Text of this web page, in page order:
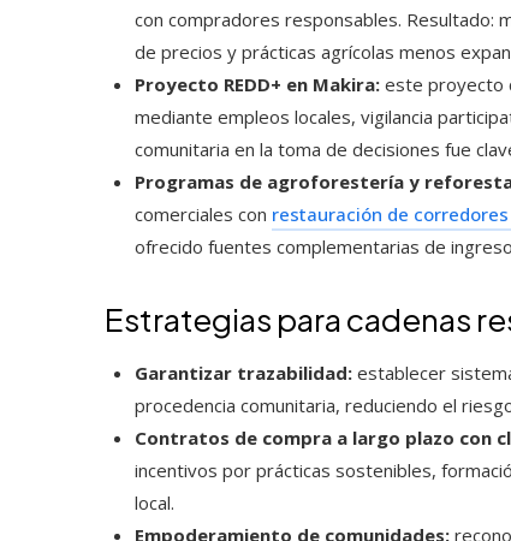
con compradores responsables. Resultado:
de precios y prácticas agrícolas menos
Proyecto REDD+ en Makira: este proyecto
mediante empleos locales, vigilancia
comunitaria en la toma de decisiones fue
Programas de agroforestería y
comerciales con restauración de
ofrecido fuentes complementarias de
Estrategias para cadenas
Garantizar trazabilidad: establecer
procedencia comunitaria, reduciendo el
Contratos de compra a largo plazo con
incentivos por prácticas sostenibles,
local.
Empoderamiento de comunidades: